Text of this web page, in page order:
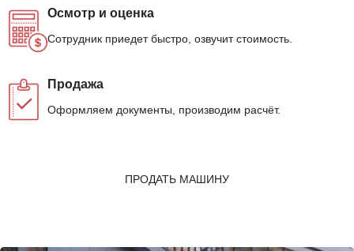
Осмотр и оценка
Сотрудник приедет быстро, озвучит стоимость.
Продажа
Оформляем документы, производим расчёт.
ПРОДАТЬ МАШИНУ